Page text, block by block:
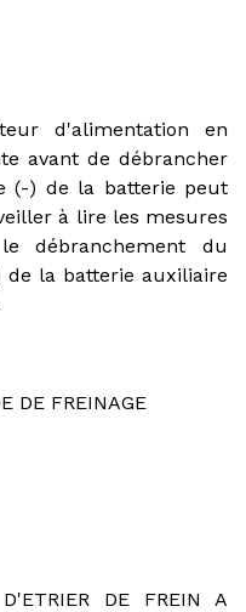
d'alimentation en
avant de débrancher
(-) de la batterie peut
à lire les mesures
débranchement du
de la batterie auxiliaire
DE FREINAGE
DE FREIN A